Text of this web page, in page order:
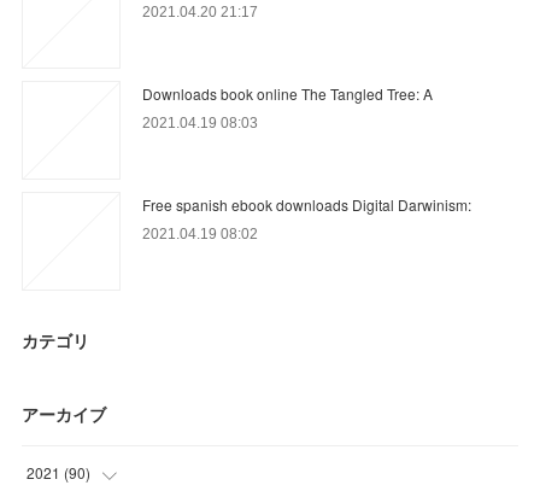
2021.04.20 21:17
Downloads book online The Tangled Tree: A
2021.04.19 08:03
Free spanish ebook downloads Digital Darwinism:
2021.04.19 08:02
カテゴリ
アーカイブ
2021 (90)